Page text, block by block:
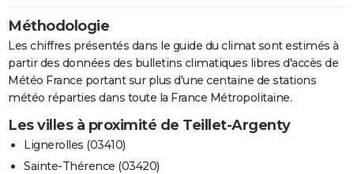
Méthodologie
Les chiffres présentés dans le guide du climat sont estimés à
partir des données des bulletins climatiques libres d'accès de
Météo France portant sur plus d'une centaine de stations
météo réparties dans toute la France Métropolitaine.
Les villes à proximité de Teillet-Argenty
Lignerolles (03410)
Sainte-Thérence (03420)